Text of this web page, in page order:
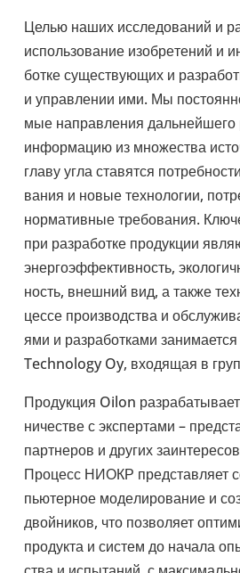
Целью наших иссле­до­ва­ний и
исполь­зо­ва­ние изоб­ре­те­ний и
ботке суще­ству­ю­щих и
и управ­ле­нии ими. Мы
мые направ­ле­ния даль­ней­шего
инфор­ма­цию из мно­же­ства
главу угла ста­вятся
ва­ния и новые тех­но­ло­гии,
нор­ма­тив­ные тре­бо­ва­ния.
при раз­ра­ботке про­дук­ции
энер­го­эф­фек­тив­ность,
ность, внешний вид, а также
цессе про­из­вод­ства и
ями и раз­ра­бот­ками
Technology Oy, вхо­дя­щая в
Про­дук­ция Oilon
ни­че­стве с экс­пер­тами –
парт­не­ров и других
Процесс НИОКР пред­став­ляет
пью­тер­ное моде­ли­ро­ва­ние и
двой­ни­ков, что поз­во­ляет
про­дукта и систем до начала